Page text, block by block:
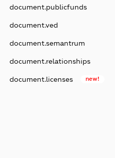
document.publicfunds
document.ved
document.semantrum
document.relationships
document.licenses new!